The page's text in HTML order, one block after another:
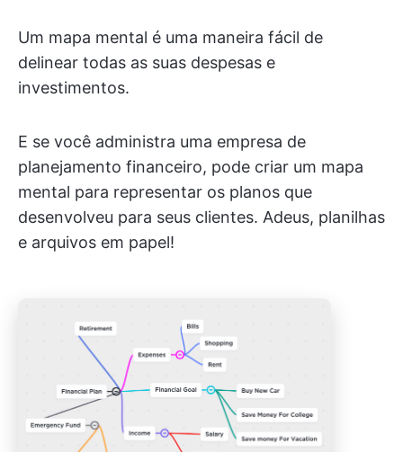
Um mapa mental é uma maneira fácil de
delinear todas as suas despesas e
investimentos.
E se você administra uma empresa de
planejamento financeiro, pode criar um mapa
mental para representar os planos que
desenvolveu para seus clientes. Adeus, planilhas
e arquivos em papel!